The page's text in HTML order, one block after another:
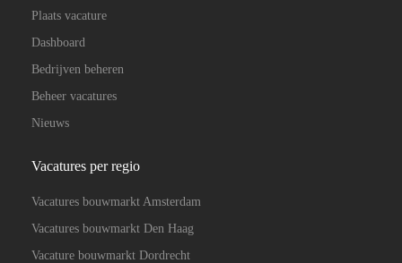
Plaats vacature
Dashboard
Bedrijven beheren
Beheer vacatures
Nieuws
Vacatures per regio
Vacatures bouwmarkt Amsterdam
Vacatures bouwmarkt Den Haag
Vacature bouwmarkt Dordrecht